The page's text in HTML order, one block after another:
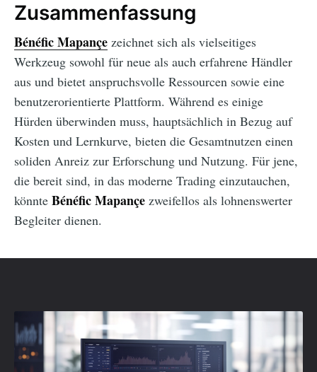
Zusammenfassung
Bénéfic Mapançe zeichnet sich als vielseitiges
Werkzeug sowohl für neue als auch erfahrene Händler
aus und bietet anspruchsvolle Ressourcen sowie eine
benutzerorientierte Plattform. Während es einige
Hürden überwinden muss, hauptsächlich in Bezug auf
Kosten und Lernkurve, bieten die Gesamtnutzen einen
soliden Anreiz zur Erforschung und Nutzung. Für jene,
die bereit sind, in das moderne Trading einzutauchen,
könnte Bénéfic Mapançe zweifellos als lohnenswerter
Begleiter dienen.